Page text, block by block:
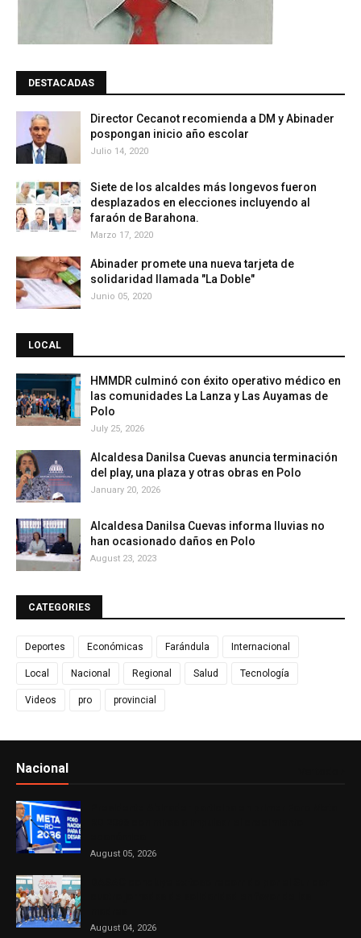
DESTACADAS
Director Cecanot recomienda a DM y Abinader
pospongan inicio año escolar
Julio 14, 2020
Siete de los alcaldes más longevos fueron
desplazados en elecciones incluyendo al
faraón de Barahona.
Marzo 17, 2020
Abinader promete una nueva tarjeta de
solidaridad llamada "La Doble"
Junio 05, 2020
LOCAL
HMMDR culminó con éxito operativo médico en
las comunidades La Lanza y Las Auyamas de
Polo
July 25, 2026
Alcaldesa Danilsa Cuevas anuncia terminación
del play, una plaza y otras obras en Polo
January 20, 2026
Alcaldesa Danilsa Cuevas informa lluvias no
han ocasionado daños en Polo
August 23, 2023
CATEGORIES
Deportes Económicas Farándula Internacional
Local Nacional Regional Salud Tecnología
Videos pro provincial
Nacional
August 05, 2026
August 04, 2026